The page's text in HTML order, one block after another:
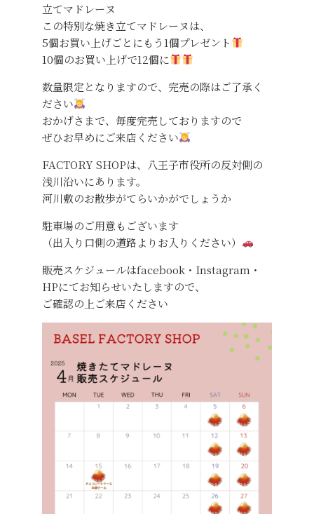
立てマドレーヌ
この特別な焼き立てマドレーヌは、
5個お買い上げごとにもう1個プレゼント
10個のお買い上げで12個に
数量限定となりますので、完売の際はご了承く
ださい
おかげさまで、毎度完売しておりますので
ぜひお早めにご来店ください
FACTORY SHOPは、八王子市役所の反対側の
浅川沿いにあります。
河川敷のお散歩がてらいかがでしょうか
駐車場のご用意もございます
（出入り口側の道路よりお入りください）
販売スケジュールはfacebook・Instagram・
HPにてお知らせいたしますので、
ご確認の上ご来店ください